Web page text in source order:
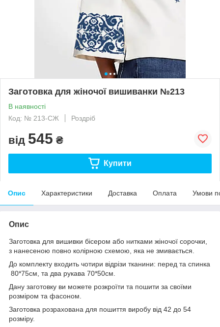
Заготовка для жіночої вишиванки №213
В наявності
Код: № 213-СЖ
Роздріб
від 545 ₴
Купити
Опис Характеристики Доставка Оплата Умови
Опис
Заготовка для вишивки бісером або нитками жіночої сорочки,
з нанесеною повно колірною схемою, яка не змивається.
До комплекту входить чотири відрізи тканини: перед та спинка
80*75см, та два рукава 70*50см.
Дану заготовку ви можете розкроїти та пошити за своїми
розміром та фасоном.
Заготовка розрахована для пошиття виробу від 42 до 54
розміру.